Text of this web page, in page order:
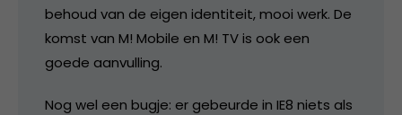
behoud van de eigen identiteit, mooi werk. De
komst van M! Mobile en M! TV is ook een
goede aanvulling.
Nog wel een bugje: er gebeurde in IE8 niets als